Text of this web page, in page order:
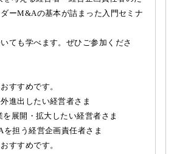
ーM&Aの基本が詰まった入門セミナ
ても学べます。ぜひご参加くださ
すすめです。
進出したい経営者さま
を展開・拡大したい経営者さま
を担う経営企画責任者さま
すすめです。